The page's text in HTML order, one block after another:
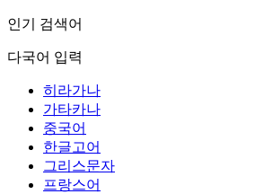
인기 검색어
다국어 입력
히라가나
가타카나
중국어
한글고어
그리스문자
프랑스어